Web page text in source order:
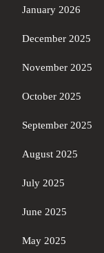
January 2026
December 2025
November 2025
October 2025
September 2025
August 2025
July 2025
June 2025
May 2025